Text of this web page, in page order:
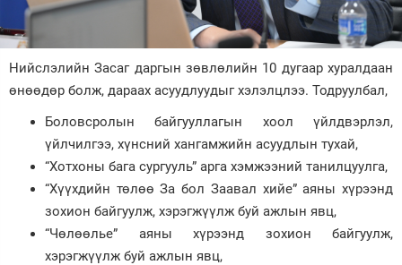
Энтертайнмэнт
Зурхай
Нийслэлийн Засаг даргын зөвлөлийн 10 дугаар хуралдаан
өнөөдөр болж, дараах асуудлуудыг хэлэлцлээ. Тодруулбал,
Боловсролын байгууллагын хоол үйлдвэрлэл,
үйлчилгээ, хүнсний хангамжийн асуудлын тухай,
“Хотхоны бага сургууль” арга хэмжээний танилцуулга,
“Хүүхдийн төлөө За бол Заавал хийе” аяны хүрээнд
зохион байгуулж, хэрэгжүүлж буй ажлын явц,
“Чөлөөлье” аяны хүрээнд зохион байгуулж,
хэрэгжүүлж буй ажлын явц,